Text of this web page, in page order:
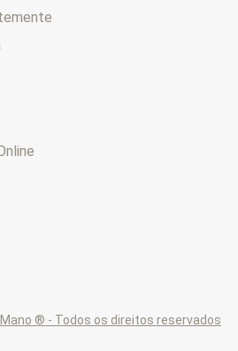
® - Todos os direitos reservados